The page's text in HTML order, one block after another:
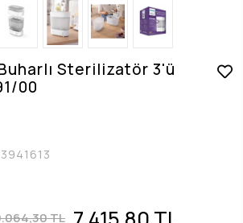
Sterilizatör 3'ü
00
TL